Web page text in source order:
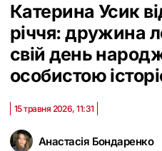
Катерина Усик
річчя: дружина
свій день
особистою
Анастасія Бондаренко
15 травня 2026, 11:31